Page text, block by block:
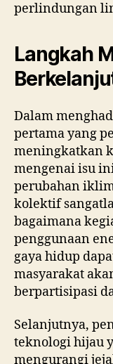
perlindungan
Langkah
Dalam
pertama yang
meningkatkan
mengenai isu
perubahan
kolektif
bagaimana
penggunaan
gaya hidup
masyarakat
berpartisipasi
Selanjutnya,
teknologi hijau
mengurangi